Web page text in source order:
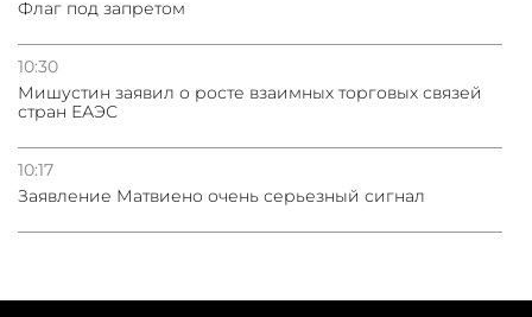
Флаг под запретом
10:30
Мишустин заявил о росте взаимных торговых связей
стран ЕАЭС
10:17
Заявление Матвиено очень серьезный сигнал